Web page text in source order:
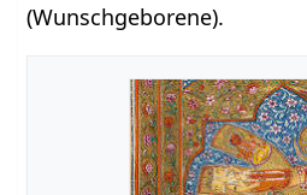
(Wunschgeborene).